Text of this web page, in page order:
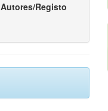
Autores/Registo